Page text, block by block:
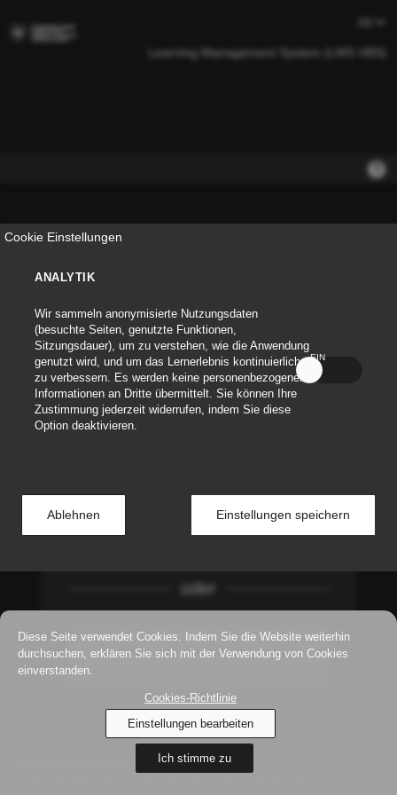
Learning Management System (LMS VBS)
Anmeldename
Passwort
Angemeldet bleiben Passwort vergessen
Informationen zur Selbstregistrierung finden
oder
Anmeldung nur für Bundespersonal
Diese Seite verwendet Cookies. Indem Sie die Website weiterhin
durchsuchen, erklären Sie sich mit der Verwendung von Cookies
einverstanden.
Cookies-Richtlinie
Einstellungen bearbeiten
Ich stimme zu
Cookie Einstellungen
ANALYTIK
Wir sammeln anonymisierte Nutzungsdaten
(besuchte Seiten, genutzte Funktionen,
Sitzungsdauer), um zu verstehen, wie die Anwendung
genutzt wird, und um das Lernerlebnis kontinuierlich
zu verbessern. Es werden keine personenbezogenen
Informationen an Dritte übermittelt. Sie können Ihre
Zustimmung jederzeit widerrufen, indem Sie diese
Option deaktivieren.
EIN
AUS
Einstellungen speichern
Ablehnen